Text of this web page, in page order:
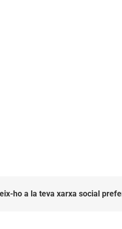
ho a la teva xarxa social